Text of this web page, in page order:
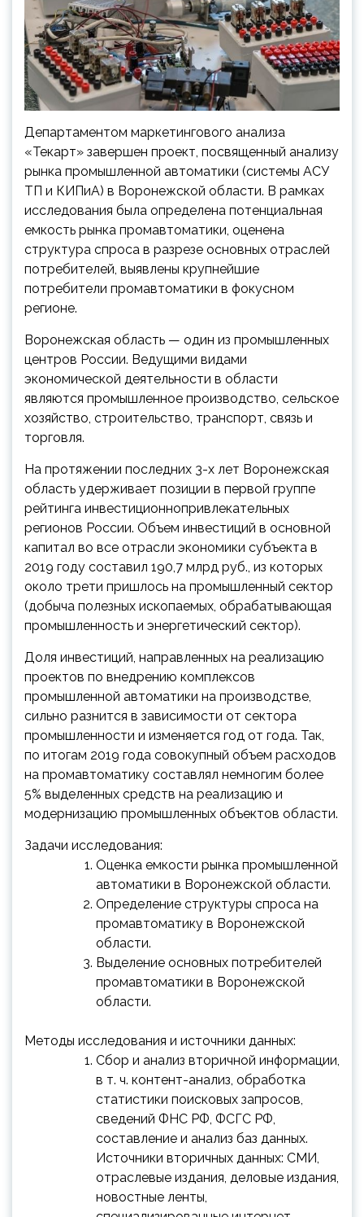
Департаментом маркетингового анализа
«Текарт» завершен проект, посвященный анализу
рынка промышленной автоматики (системы АСУ
ТП и КИПиА) в Воронежской области. В рамках
исследования была определена потенциальная
емкость рынка промавтоматики, оценена
структура спроса в разрезе основных отраслей
потребителей, выявлены крупнейшие
потребители промавтоматики в фокусном
регионе.
Воронежская область — один из промышленных
центров России. Ведущими видами
экономической деятельности в области
являются промышленное производство, сельское
хозяйство, строительство, транспорт, связь и
торговля.
На протяжении последних 3-х лет Воронежская
область удерживает позиции в первой группе
рейтинга инвестиционнопривлекательных
регионов России. Объем инвестиций в основной
капитал во все отрасли экономики субъекта в
2019 году составил 190,7 млрд руб., из которых
около трети пришлось на промышленный сектор
(добыча полезных ископаемых, обрабатывающая
промышленность и энергетический сектор).
Доля инвестиций, направленных на реализацию
проектов по внедрению комплексов
промышленной автоматики на производстве,
сильно разнится в зависимости от сектора
промышленности и изменяется год от года. Так,
по итогам 2019 года совокупный объем расходов
на промавтоматику составлял немногим более
5% выделенных средств на реализацию и
модернизацию промышленных объектов области.
Задачи исследования:
Оценка емкости рынка промышленной
автоматики в Воронежской области.
Определение структуры спроса на
промавтоматику в Воронежской
области.
Выделение основных потребителей
промавтоматики в Воронежской
области.
Методы исследования и источники данных:
Сбор и анализ вторичной информации,
в т. ч. контент-анализ, обработка
статистики поисковых запросов,
сведений ФНС РФ, ФСГС РФ,
составление и анализ баз данных.
Источники вторичных данных: СМИ,
отраслевые издания, деловые издания,
новостные ленты,